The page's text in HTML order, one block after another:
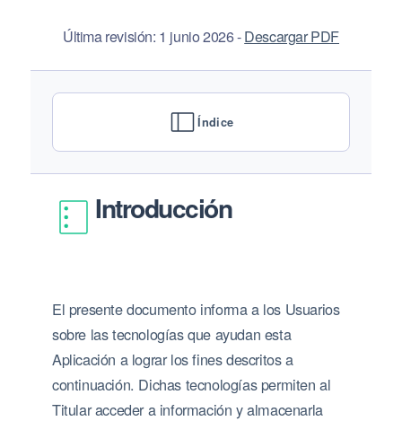
Última revisión: 1 junio 2026 -Descargar PDF
Índice
Introducción
El presente documento informa a los Usuarios
sobre las tecnologías que ayudan esta
Aplicación a lograr los fines descritos a
continuación. Dichas tecnologías permiten al
Titular acceder a información y almacenarla